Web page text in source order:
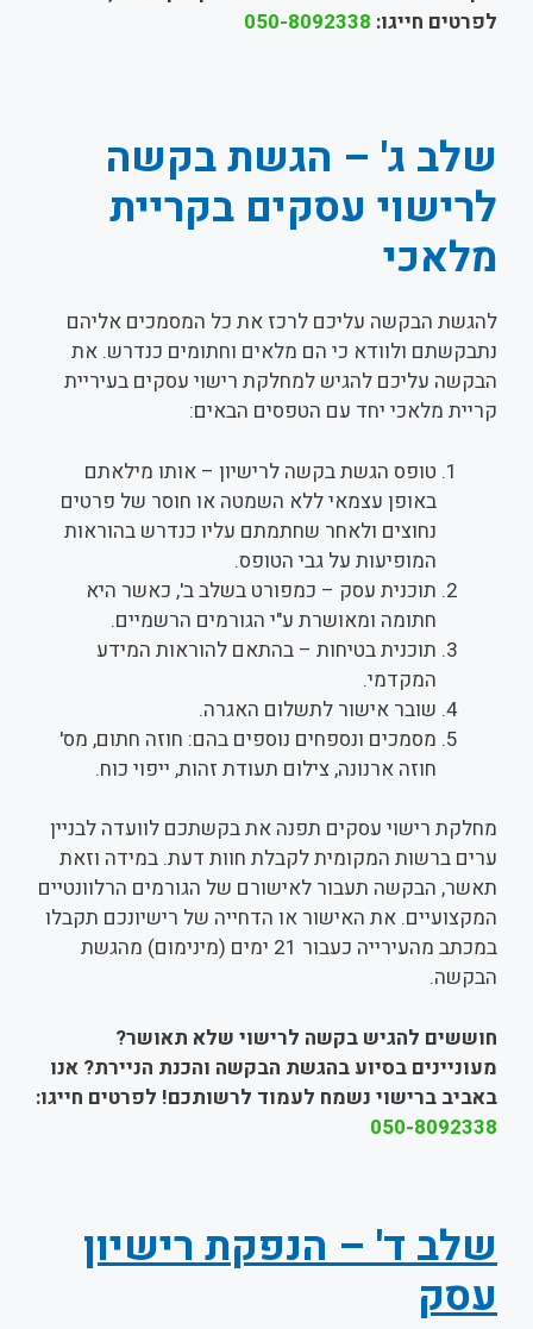
לפרטים חייגו: 050-8092338
שלב ג' – הגשת בקשה
לרישוי עסקים בקריית
מלאכי
להגשת הבקשה עליכם לרכז את כל המסמכים אליהם
נתבקשתם ולוודא כי הם מלאים וחתומים כנדרש. את
הבקשה עליכם להגיש למחלקת רישוי עסקים בעיריית
קריית מלאכי יחד עם הטפסים הבאים:
טופס הגשת בקשה לרישיון – אותו מילאתם
באופן עצמאי ללא השמטה או חוסר של פרטים
נחוצים ולאחר שחתמתם עליו כנדרש בהוראות
המופיעות על גבי הטופס.
תוכנית עסק – כמפורט בשלב ב', כאשר היא
חתומה ומאושרת ע"י הגורמים הרשמיים.
תוכנית בטיחות – בהתאם להוראות המידע
המקדמי.
שובר אישור לתשלום האגרה.
מסמכים ונספחים נוספים בהם: חוזה חתום, מס'
חוזה ארנונה, צילום תעודת זהות, ייפוי כוח.
מחלקת רישוי עסקים תפנה את בקשתכם לוועדה לבניין
ערים ברשות המקומית לקבלת חוות דעת. במידה וזאת
תאשר, הבקשה תעבור לאישורם של הגורמים הרלוונטיים
המקצועיים. את האישור או הדחייה של רישיונכם תקבלו
במכתב מהעירייה כעבור 21 ימים (מינימום) מהגשת
הבקשה.
חוששים להגיש בקשה לרישוי שלא תאושר?
מעוניינים בסיוע בהגשת הבקשה והכנת הניירת? אנו
באביב ברישוי נשמח לעמוד לרשותכם! לפרטים חייגו:
050-8092338
שלב ד' – הנפקת רישיון
עסק